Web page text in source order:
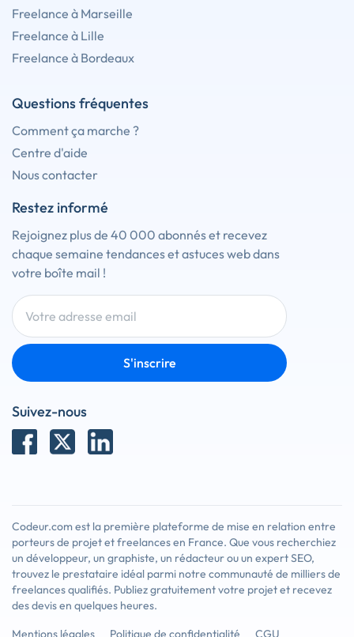
Freelance à Marseille
Freelance à Lille
Freelance à Bordeaux
Questions fréquentes
Comment ça marche ?
Centre d'aide
Nous contacter
Restez informé
Rejoignez plus de 40 000 abonnés et recevez
chaque semaine tendances et astuces web dans
votre boîte mail !
S'inscrire
Suivez-nous
Codeur.com est la première plateforme de mise en relation entre
porteurs de projet et freelances en France. Que vous recherchiez
un développeur, un graphiste, un rédacteur ou un expert SEO,
trouvez le prestataire idéal parmi notre communauté de milliers de
freelances qualifiés. Publiez gratuitement votre projet et recevez
des devis en quelques heures.
Mentions légales
Politique de confidentialité CGU